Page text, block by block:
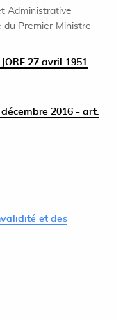
Administrative
Premier Ministre
27 avril 1951
décembre 2016 - art.
et des